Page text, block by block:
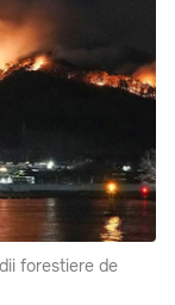
forestiere de